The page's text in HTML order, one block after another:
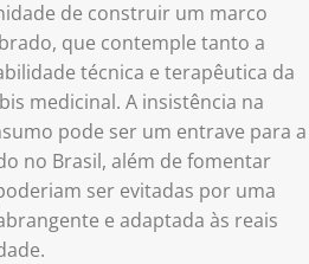
de construir um marco
que contemple tanto a
técnica e terapêutica da
medicinal. A insistência na
pode ser um entrave para a
no Brasil, além de fomentar
ser evitadas por uma
e adaptada às reais